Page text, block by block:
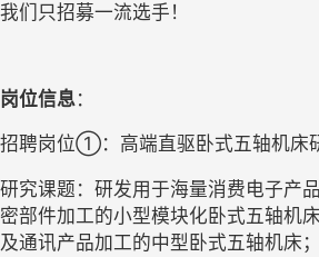
我们只招募一流选手！
岗位信息 ：
招聘岗位①：高端直驱卧式五轴机床
研究课题：研发用于海量消费电子产
密部件加工的小型模块化卧式五轴机
及通讯产品加工的中型卧式五轴机床